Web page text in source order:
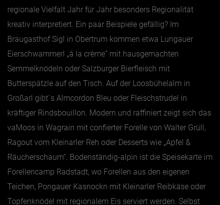
regionale Vielfalt Jahr für Jahr besonders Regionalität
kreativ interpretiert. Ein paar Beispiele gefällig? Im
Braugasthof Sigl in Obertrum kommen etwa Lungauer
Eierschwammerl „à la crème“ mit hausgemachten
Semmelknödeln oder Salzburger Bierfleisch mit
Butterspätzle auf den Tisch. Auf der Loosbühelalm in
Großarl gibt´s Almcordon Bleu oder Fleischstrudel in
kräftiger Rindsbouillon. Modern und raffiniert zeigt sich das
vaMoos in Wagrain mit confierter Forelle von Walter Grüll,
Ragout vom Kleinarler Reh oder Desserts wie „Apfel &
Räucherschaum“. Bodenständig-alpin ist die Speisekarte im
Forellencamp Radstadt, wo Forellen aus den eigenen
Teichen, Pongauer Kasnockn mit Kleinarler Reibkäse oder
Topfenknödel mit regionalem Eis serviert werden. Selbst